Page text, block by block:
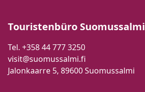
Touristenbüro Suomussalmi
Tel. +358 44 777 3250
visit@suomussalmi.fi
Jalonkaarre 5, 89600 Suomussalmi